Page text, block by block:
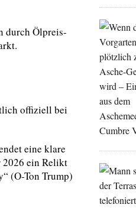
durch Ölpreis-
offiziell bei
eine klare
2026 ein Relikt
(O-Ton Trump)